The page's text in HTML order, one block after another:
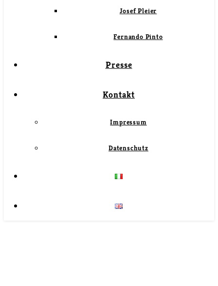
Josef Pleier
Fernando Pinto
Presse
Kontakt
Impressum
Datenschutz